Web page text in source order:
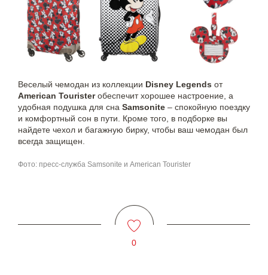
Веселый чемодан из коллекции Disney Legends от
American Touristerобеспечит хорошее настроение, а
удобная подушка для сна Samsonite – спокойную поездку
и комфортный сон в пути. Кроме того, в подборке вы
найдете чехол и багажную бирку, чтобы ваш чемодан был
всегда защищен.
Фото: пресс-служба Samsonite и American Tourister
0